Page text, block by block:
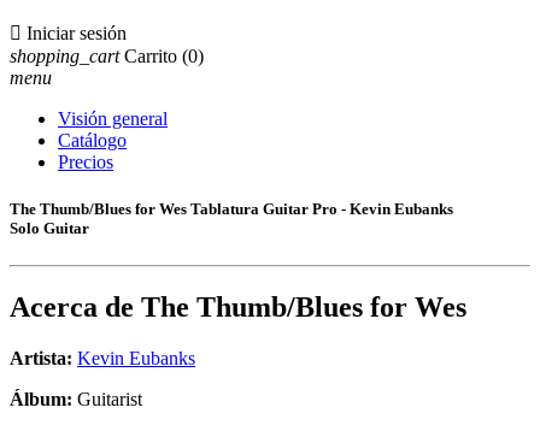
 Iniciar sesión
shopping_cart Carrito (0)
menu
Visión general
Catálogo
Precios
The Thumb/Blues for Wes Tablatura Guitar Pro - Kevin Eubanks
Solo Guitar
Acerca de The Thumb/Blues for Wes
Artista: Kevin Eubanks
Álbum: Guitarist